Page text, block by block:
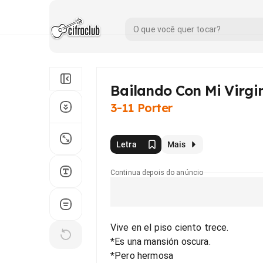
Bailando Con Mi
3-11 Porter
Letra Mais
Continua depois do anúncio
Vive en el piso ciento trece.
*Es una mansión oscura.
*Pero hermosa